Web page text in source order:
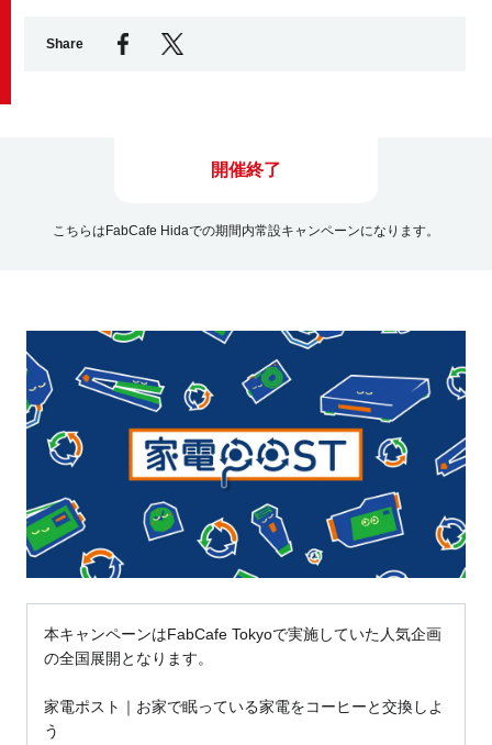
Share
開催終了
こちらはFabCafe Hidaでの期間内常設キャンペーンになります。
本キャンペーンはFabCafe Tokyoで実施していた人気企画
の全国展開となります。
家電ポスト｜お家で眠っている家電をコーヒーと交換しよ
う